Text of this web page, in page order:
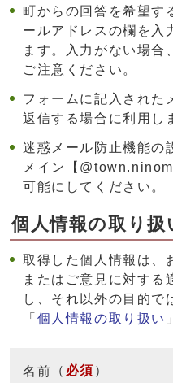
町からの回答を希望す
ールアドレスの欄を入
ます。入力がない場合
ご注意ください。
フォームに記入された
返信する場合に利用し
迷惑メール防止機能の
メイン【
可能にしてください。
個人情報の取り扱
取得した個人情報は、
またはご意見に対する
し、それ以外の目的で
「 個人情報の取り扱い
名前 （ 必須 ）